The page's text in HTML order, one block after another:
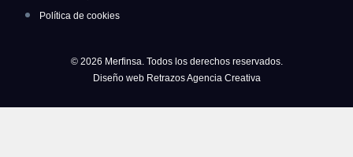
Política de cookies
© 2026 Merfinsa. Todos los derechos reservados.
Diseño web Retrazos Agencia Creativa